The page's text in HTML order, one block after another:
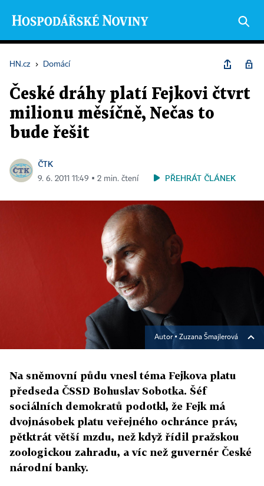
HN.cz › Domácí
České dráhy platí Fejkovi čtvrt
milionu měsíčně, Nečas to
bude řešit
ČTK
9. 6. 2011 11:49 ▪ 2 min. čtení PŘEHRÁT ČLÁNEK
Autor ▪Zuzana Šmajlerová
Na sněmovní půdu vnesl téma Fejkova platu
předseda ČSSD Bohuslav Sobotka. Šéf
sociálních demokratů podotkl, že Fejk má
dvojnásobek platu veřejného ochránce práv,
pětktrát větší mzdu, než když řídil pražskou
zoologickou zahradu, a víc než guvernér České
národní banky.